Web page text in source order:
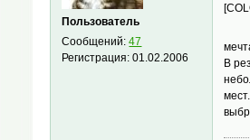
Пользователь
Сообщений:47
Регистрация:01.02.2006
В